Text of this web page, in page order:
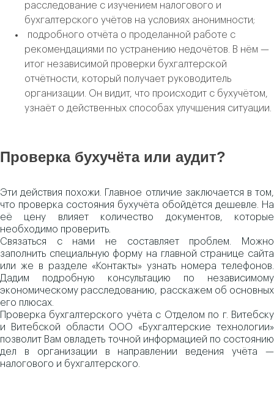
расследование с изучением налогового и
бухгалтерского учётов на условиях анонимности;
подробного отчёта о проделанной работе с
рекомендациями по устранению недочётов. В нём —
итог независимой проверки бухгалтерской
отчётности, который получает руководитель
организации. Он видит, что происходит с бухучётом,
узнаёт о действенных способах улучшения ситуации.
Проверка бухучёта или аудит?
Эти действия похожи. Главное отличие заключается в том,
что проверка состояния бухучёта обойдётся дешевле. На
её цену влияет количество документов, которые
необходимо проверить.
Связаться с нами не составляет проблем. Можно
заполнить специальную форму на главной странице сайта
или же в разделе «Контакты» узнать номера телефонов.
Дадим подробную консультацию по независимому
экономическому расследованию, расскажем об основных
его плюсах.
Проверка бухгалтерского учёта с Отделом по г. Витебску
и Витебской области ООО «Бухгалтерские технологии»
позволит Вам овладеть точной информацией по состоянию
дел в организации в направлении ведения учёта —
налогового и бухгалтерского.